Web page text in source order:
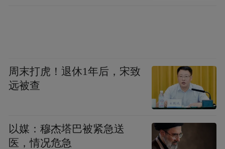
而在日内交易员Kyle Lee看来，韩国股市接二
连三刷新纪录的强劲势头，反而让他提高了
警惕。他已于今年早些时候清仓了在韩国股
市的头寸，目前正专注于纳斯达克指数期货
的交易。“我肯定会有些FOMO，但我并不打
周末打虎！退休1年后，宋致
远被查
以媒：穆杰塔巴被紧急送
医，情况危急